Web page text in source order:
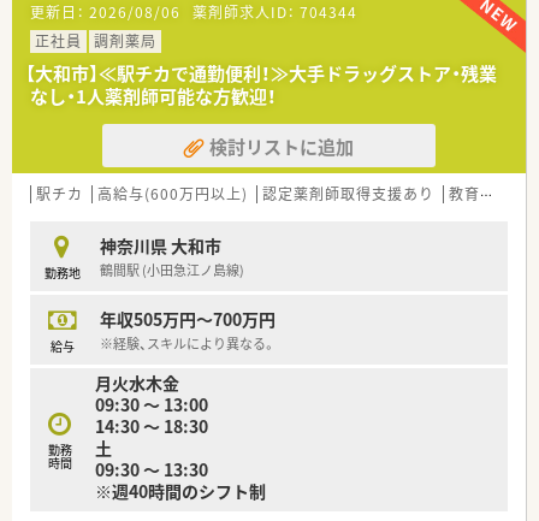
■大手ショッピングセンター内にあり、応需科目は総合科目で処
方箋の応需枚数は1日あたり約30枚から40枚程度です。
■体制は常勤薬剤師2名とパート6名が在籍し、常時1〜2名に加
えて調剤事務も常時1〜2名前後が勤務しています。
【募集背景と求める人物像について】
■大手ならではの安定したサービスを継続して提供するため、体
制強化と欠員補充を目的として正社員を急募しています。
■大型の商業施設内でお客様や患者様と関わることが多いため、
す。
■曜日や勤務時間のシフトにこだわりがなく、面対応の店舗で臨
機応変に幅広い知識を吸収したい前向きな方を歓迎します。
■売上高約2兆円規模を誇るグローバル企業であり、本州と四国
を中心に約250店舗の調剤薬局を全国展開しています。
なくOTCやシニアケアを核としたトータルサポートを行いま
す。
■地域ニーズを先取りするヘルスケアステーションを目指し、近
年ではクリニックの誘致など新たな取り組みも実施していま
す。
更新日： 2026/08/06 薬剤師求人ID： 704344
正社員
調剤薬局
【大和市】≪駅チカで通勤便利！≫大手ドラッグストア・残業
なし・1人薬剤師可能な方歓迎！
検討リストに追加
駅チカ 高給与(600万円以上) 認定薬剤師取得支援あり 教育制度あり
勤務地
神奈川県 大和市
鶴間駅 (小田急江ノ島線)
給与
年収505万円～700万円
※経験、スキルにより異なる。
勤務
時間
月火水木金
09:30 ～ 13:00
14:30 ～ 18:30
土
09:30 ～ 13:30
※週40時間のシフト制